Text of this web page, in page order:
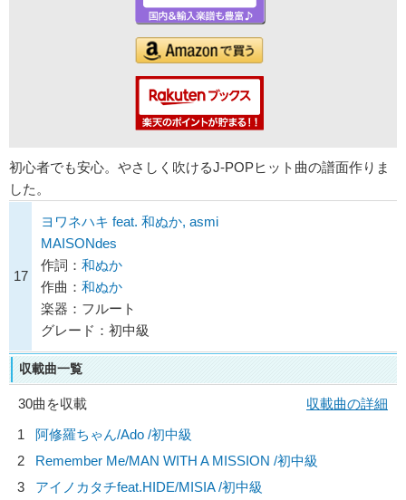
初心者でも安心。やさしく吹けるJ-POPヒット曲の譜面作りま
した。
17
ヨワネハキ feat. 和ぬか, asmi
MAISONdes
作詞： 和ぬか
作曲： 和ぬか
楽器：フルート
グレード：初中級
収載曲一覧
30曲を収載
収載曲の詳細
1
阿修羅ちゃん/Ado /初中級
2
Remember Me/MAN WITH A MISSION /初中級
3
アイノカタチfeat.HIDE/MISIA/初中級